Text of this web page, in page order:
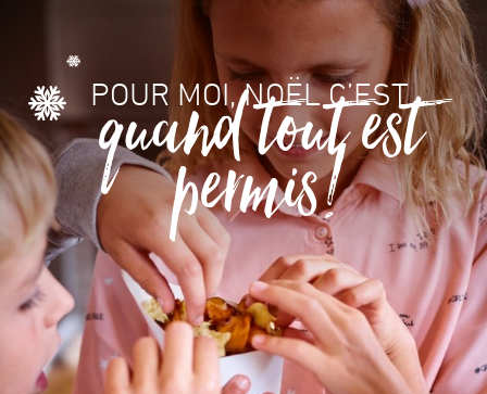
POUR MOI, NOËL C’EST...
quand tout est
permis!